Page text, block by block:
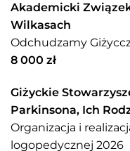
Akademicki
Wilkasach
Odchudzamy
8 000 zł
Giżyckie
Parkinsona, Ich
Organizacja i
logopedycznej 2026